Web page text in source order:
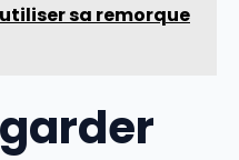
sa remorque